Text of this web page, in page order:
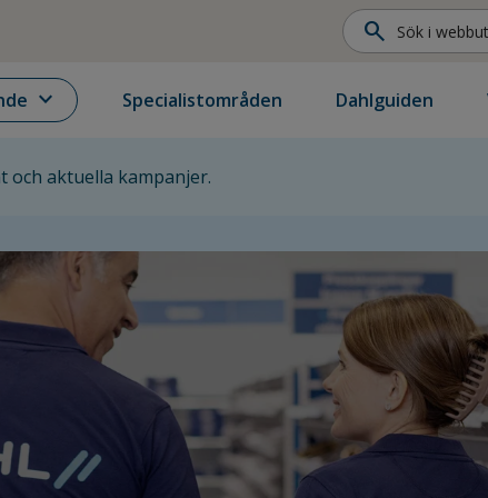
search
expand_more Specialistområden Dahlguiden
och aktuella kampanjer.